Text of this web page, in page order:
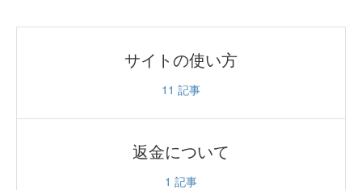
サイトの使い方
11 記事
返金について
1 記事